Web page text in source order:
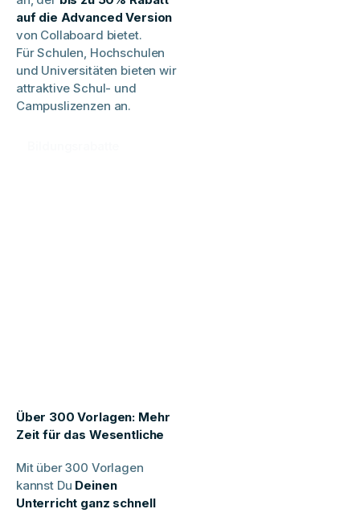
auf die Advanced Version
von Collaboard bietet.
Für Schulen, Hochschulen
und Universitäten bieten wir
attraktive Schul- und
Campuslizenzen an.
Über 300 Vorlagen: Mehr
Zeit für das Wesentliche
Mit über 300 Vorlagen
kannst Du Deinen
Unterricht ganz schnell